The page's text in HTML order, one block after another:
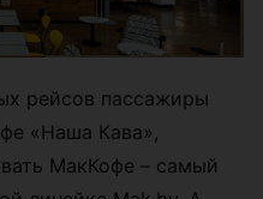
рейсов пассажиры
«Наша Кава»,
МакКофе – самый